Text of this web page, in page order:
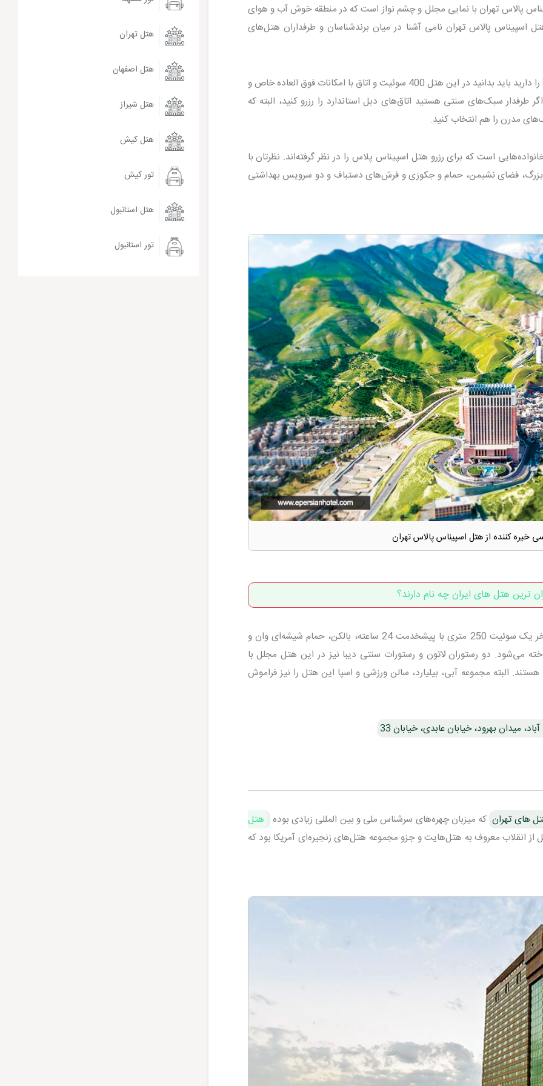
پالاس تهران با نمایی مجلل و چشم نواز است که در منطقه خوش آب و هوای
پالاس تهران نامی آشنا در میان برندشناسان و طرفداران هتل‌های
را دارید باید بدانید در این هتل 400 سوئیت و اتاق با امکانات فوق العاده خاص و
می‌کشد. اگر طرفدار سبک‌های سنتی هستید اتاق‌های دبل استاندارد را رزرو کنید، البته که
مدرن را هم انتخاب کنید.
است که برای رزرو هتل اسپیناس پلاس را در نظر گرفته‌اند. نظرتان با
با اتاق خواب بزرگ، فضای نشیمن، حمام و جکوزی و فرش‌های دستباف و دو سرویس بهداشتی
خیره کننده از هتل اسپیناس پالاس تهران
ترین هتل های ایران چه نام دارند؟
و شگفتانه هتل اسپیناس پالاس در طبقه آخر یک سوئیت 250 متری با پیشخدمت 24 ساعته، بالکن، حمام شیشه‌ای وان و
می‌شود. دو رستوران لاتون و رستورات سنتی دیبا نیز در این هتل مجلل با
البته مجموعه آبی، بیلیارد، سالن ورزشی و اسپا این هتل را نیز فراموش
بهرود، خیابان عابدی، خیابان 33
های تهران که میزبان چهره‌های سرشناس ملی و بین المللی زیادی بوده هتل
انقلاب معروف به هتل‌هایت و جزو مجموعه هتل‌های زنجیره‌ای آمریکا بود که
هتل تهران
هتل اصفهان
هتل شیراز
هتل کیش
تور کیش
هتل استانبول
تور استانبول